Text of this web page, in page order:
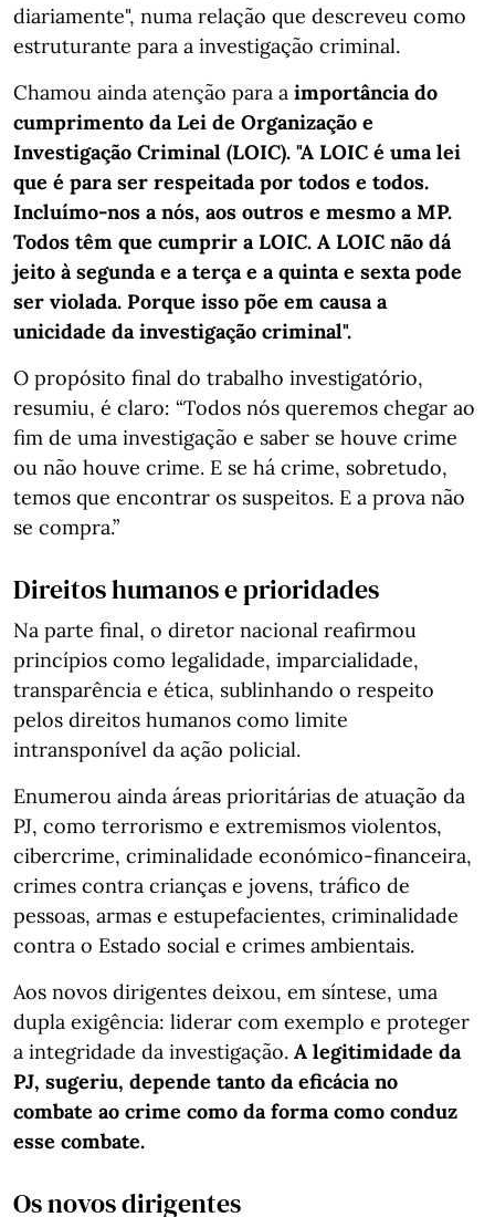
diariamente", numa relação que descreveu como
estruturante para a investigação criminal.
Chamou ainda atenção para a importância do
cumprimento da Lei de Organização e
Investigação Criminal (LOIC). "A LOIC é uma lei
que é para ser respeitada por todos e todos.
Incluímo-nos a nós, aos outros e mesmo a MP.
Todos têm que cumprir a LOIC. A LOIC não dá
jeito à segunda e a terça e a quinta e sexta pode
ser violada. Porque isso põe em causa a
unicidade da investigação criminal".
O propósito final do trabalho investigatório,
resumiu, é claro: “Todos nós queremos chegar ao
fim de uma investigação e saber se houve crime
ou não houve crime. E se há crime, sobretudo,
temos que encontrar os suspeitos. E a prova não
se compra.”
Direitos humanos e prioridades
Na parte final, o diretor nacional reafirmou
princípios como legalidade, imparcialidade,
transparência e ética, sublinhando o respeito
pelos direitos humanos como limite
intransponível da ação policial.
Enumerou ainda áreas prioritárias de atuação da
PJ, como terrorismo e extremismos violentos,
cibercrime, criminalidade económico-financeira,
crimes contra crianças e jovens, tráfico de
pessoas, armas e estupefacientes, criminalidade
contra o Estado social e crimes ambientais.
Aos novos dirigentes deixou, em síntese, uma
dupla exigência: liderar com exemplo e proteger
a integridade da investigação. A legitimidade da
PJ, sugeriu, depende tanto da eficácia no
combate ao crime como da forma como conduz
esse combate.
Os novos dirigentes